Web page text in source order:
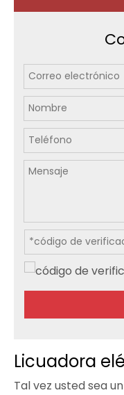
Licuadora
Tal vez usted sea